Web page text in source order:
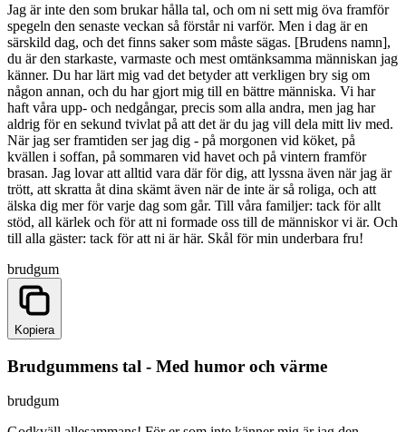
Jag är inte den som brukar hålla tal, och om ni sett mig öva framför
spegeln den senaste veckan så förstår ni varför. Men i dag är en
särskild dag, och det finns saker som måste sägas. [Brudens namn],
du är den starkaste, varmaste och mest omtänksamma människan jag
känner. Du har lärt mig vad det betyder att verkligen bry sig om
någon annan, och du har gjort mig till en bättre människa. Vi har
haft våra upp- och nedgångar, precis som alla andra, men jag har
aldrig för en sekund tvivlat på att det är du jag vill dela mitt liv med.
När jag ser framtiden ser jag dig - på morgonen vid köket, på
kvällen i soffan, på sommaren vid havet och på vintern framför
brasan. Jag lovar att alltid vara där för dig, att lyssna även när jag är
trött, att skratta åt dina skämt även när de inte är så roliga, och att
älska dig mer för varje dag som går. Till våra familjer: tack för allt
stöd, all kärlek och för att ni formade oss till de människor vi är. Och
till alla gäster: tack för att ni är här. Skål för min underbara fru!
brudgum
Kopiera
Brudgummens tal - Med humor och värme
brudgum